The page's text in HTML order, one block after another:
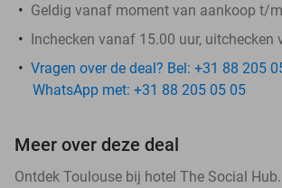
Geldig vanaf moment van aankoop t/
Inchecken vanaf 15.00 uur, uitchecken
Vragen over de deal? Bel: +31 88 205
WhatsApp met: +31 88 205 05 05
Meer over deze deal
Ontdek Toulouse bij hotel The Social